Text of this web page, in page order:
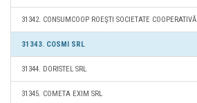
31342. CONSUMCOOP ROEŞTI SOCIETATE COOPERATIVĂ
31343. COSMI SRL
31344. DORISTEL SRL
31345. COMETA EXIM SRL